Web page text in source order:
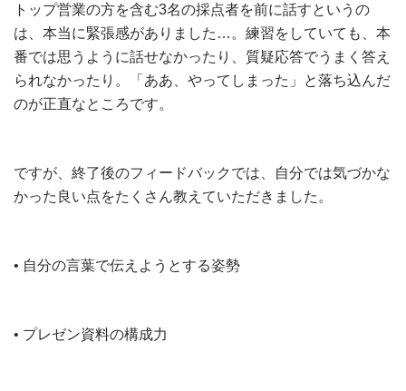
トップ営業の方を含む3名の採点者を前に話すというの
は、本当に緊張感がありました…。練習をしていても、本
番では思うように話せなかったり、質疑応答でうまく答え
られなかったり。「ああ、やってしまった」と落ち込んだ
のが正直なところです。
ですが、終了後のフィードバックでは、自分では気づかな
かった良い点をたくさん教えていただきました。
• 自分の言葉で伝えようとする姿勢
• プレゼン資料の構成力